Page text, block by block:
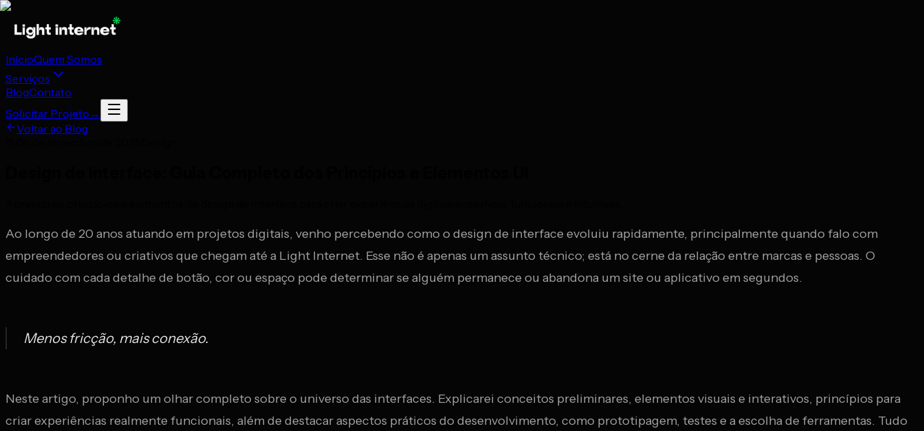
InícioQuem Somos
Serviços
BlogContato
Solicitar Projeto →
Voltar ao Blog
Ao longo de 20 anos atuando em projetos digitais, venho percebendo como o design de interface evoluiu rapidamente, principalmente quando falo com
empreendedores ou criativos que chegam até a Light Internet. Esse não é apenas um assunto técnico; está no cerne da relação entre marcas e pessoas. O
cuidado com cada detalhe de botão, cor ou espaço pode determinar se alguém permanece ou abandona um site ou aplicativo em segundos.
Menos fricção, mais conexão.
Neste artigo, proponho um olhar completo sobre o universo das interfaces. Explicarei conceitos preliminares, elementos visuais e interativos, princípios para
criar experiências realmente funcionais, além de destacar aspectos práticos do desenvolvimento, como prototipagem, testes e a escolha de ferramentas. Tudo